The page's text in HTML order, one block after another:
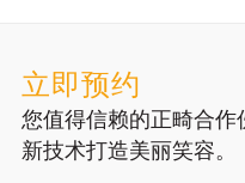
立即预约
您值得信赖的正畸合
新技术打造美丽笑容。